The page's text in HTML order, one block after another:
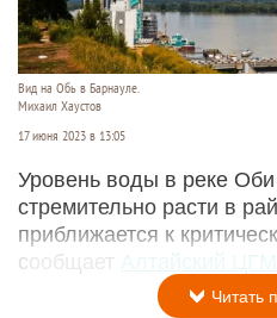
Вид на Обь в Барнауле.
Михаил Хаустов
17 июня 2023 в 13:05
Уровень воды в реке
стремительно расти в
приближается к
сообщает Алтайский
Читать